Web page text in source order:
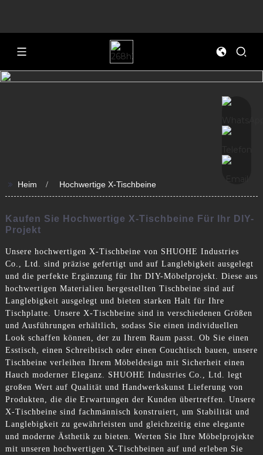
>> Heim Hochwertige X-Tischbeine
Kaufen Sie Hochwertige X-Tischbeine Für Ihr DIY-
Projekt
Unsere hochwertigen X-Tischbeine von SHUOHE Industries
Co., Ltd. sind präzise gefertigt und auf Langlebigkeit ausgelegt
und die perfekte Ergänzung für Ihr DIY-Möbelprojekt. Diese aus
hochwertigen Materialien hergestellten Tischbeine sind auf
Langlebigkeit ausgelegt und bieten starken Halt für Ihre
Tischplatte. Unsere X-Tischbeine sind in verschiedenen Größen
und Ausführungen erhältlich, sodass Sie einen individuellen
Look schaffen können, der zu Ihrem Raum passt. Ob Sie einen
Esstisch, einen Schreibtisch oder einen Couchtisch bauen, unsere
Tischbeine verleihen Ihrem Möbeldesign mit Sicherheit einen
Hauch moderner Eleganz. SHUOHE Industries Co., Ltd. legt
großen Wert auf Qualität und Handwerkskunst Lieferung von
Produkten, die die Erwartungen der Kunden übertreffen. Unsere
X-Tischbeine sind fachmännisch konstruiert, um Stabilität und
Langlebigkeit zu gewährleisten und gleichzeitig eine elegante
und moderne Ästhetik zu bieten. Werten Sie Ihre Möbelprojekte
mit unseren hochwertigen X-Tischbeinen auf und erleben Sie